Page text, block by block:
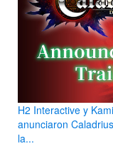
H2 Interactive y
anunciaron
la...